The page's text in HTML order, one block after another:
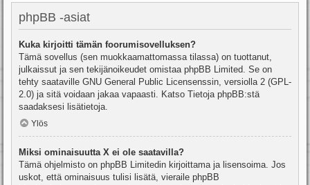
phpBB -asiat
Kuka kirjoitti tämän foorumisovelluksen?
Tämä sovellus (sen muokkaamattomassa tilassa) on tuottanut,
julkaissut ja sen tekijänoikeudet omistaa phpBB Limited. Se on
tehty saataville GNU General Public Licensenssin, versiolla 2 (GPL-
2.0) ja sitä voidaan jakaa vapaasti. Katso Tietoja phpBB:stä
saadaksesi lisätietoja.
Ylös
Miksi ominaisuutta X ei ole saatavilla?
Tämä ohjelmisto on phpBB Limitedin kirjoittama ja lisensoima. Jos
uskot, että ominaisuus tulisi lisätä, vieraile phpBB